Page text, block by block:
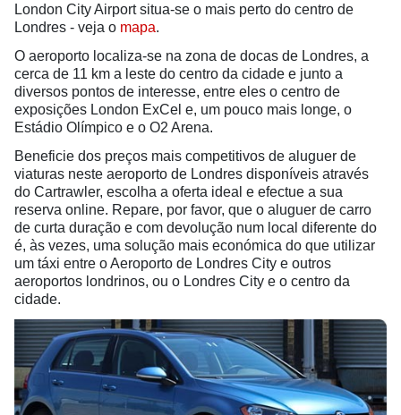
London City Airport situa-se o mais perto do centro de
Londres - veja o mapa.
O aeroporto localiza-se na zona de docas de Londres, a
cerca de 11 km a leste do centro da cidade e junto a
diversos pontos de interesse, entre eles o centro de
exposições London ExCel e, um pouco mais longe, o
Estádio Olímpico e o O2 Arena.
Beneficie dos preços mais competitivos de aluguer de
viaturas neste aeroporto de Londres disponíveis através
do Cartrawler, escolha a oferta ideal e efectue a sua
reserva online. Repare, por favor, que o aluguer de carro
de curta duração e com devolução num local diferente do
é, às vezes, uma solução mais económica do que utilizar
um táxi entre o Aeroporto de Londres City e outros
aeroportos londrinos, ou o Londres City e o centro da
cidade.